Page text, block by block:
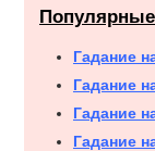
Популярные
Гадание
Гадание
Гадание
Гадание